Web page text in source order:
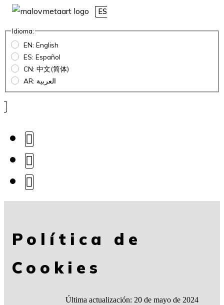
ES
Idioma:
EN: English
ES: Español
CN: 中文(简体)
AR: العربية
Política de
Cookies
Última actualización: 20 de mayo de 2024